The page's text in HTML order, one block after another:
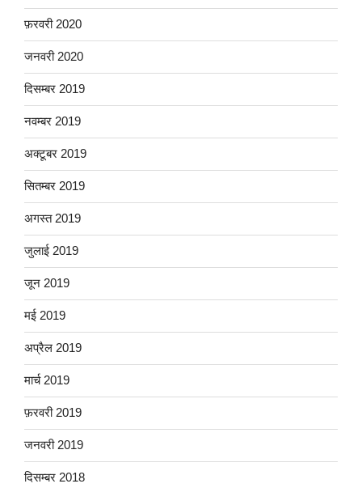
फ़रवरी 2020
जनवरी 2020
दिसम्बर 2019
नवम्बर 2019
अक्टूबर 2019
सितम्बर 2019
अगस्त 2019
जुलाई 2019
जून 2019
मई 2019
अप्रैल 2019
मार्च 2019
फ़रवरी 2019
जनवरी 2019
दिसम्बर 2018